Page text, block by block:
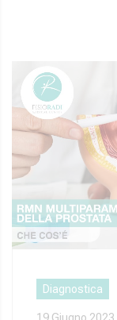
Diagnostica